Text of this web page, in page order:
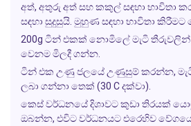
අත්, අතුරු අත් සහ කකුල් සඳහා භාවිතා
සඳහා සුදුසුයි. මුහුණ සඳහා භාවිතා
200g ටින් එකක් නොමිලේ මැටි
වෙනම මිලදී ගන්න.
ටින් එක උණු ජලයේ උණුසුම් කරන්න, මැටි
ලබා ගන්නා තෙක් (30 C දක්වා).
කෙස් වර්ධනයේ දිශාවට කුඩා තිරයක්
ඔබන්න, එවිට වර්ධනයට එරෙහිව